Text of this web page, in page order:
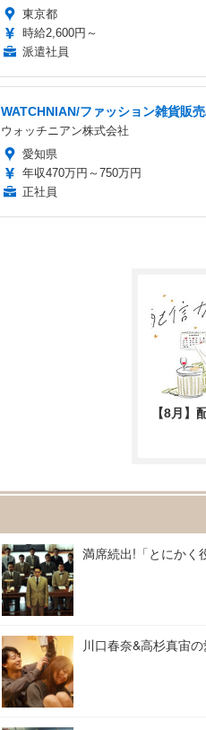
東京都
時給2,600円～
派遣社員
WATCHNIAN/ファッション雑貨販
ウォッチニアン株式会社
愛知県
年収470万円～750万円
正社員
【8月】
満席続出!「とにかく
川口春奈&高杉真宙